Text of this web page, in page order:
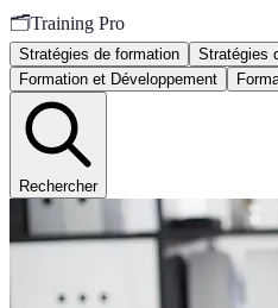
🗂️Training Pro
Stratégies de formation Stratégies
Formation et Développement
Rechercher